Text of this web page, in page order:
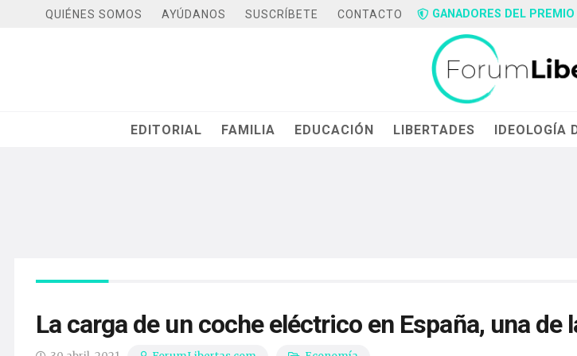
QUIÉNES SOMOS AYÚDANOS SUSCRÍBETE CONTACTO GANADORES DEL
EDITORIAL FAMILIA EDUCACIÓN LIBERTADES IDEOLOGÍA
La carga de un coche eléctrico en España, una de